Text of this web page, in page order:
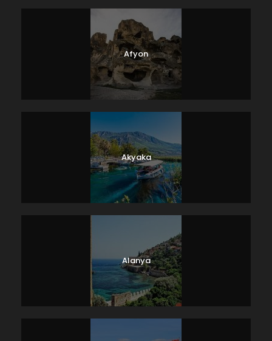
Afyon
Akyaka
Alanya